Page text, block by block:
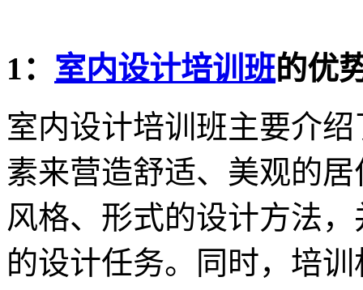
1： 室内设计培训班的优
室内设计培训班主要介
素来营造舒适、美观的
风格、形式的设计方法
的设计任务。同时，培